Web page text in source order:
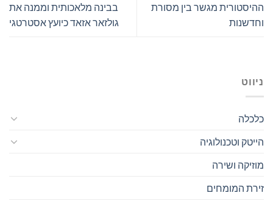
ההיסטורית מגשר בין מסורת
וחדשנות
בבינה מלאכותית וממנה את
גולזאר אזאד כיועץ אסטרטגי
ניווט
כלכלה
הייטק וטכנולוגיה
מוזיקה ושירה
זירת המומחים